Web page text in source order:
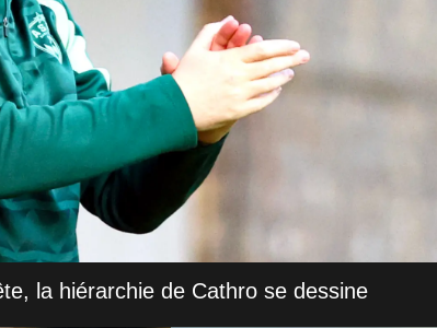
la hiérarchie de Cathro se dessine